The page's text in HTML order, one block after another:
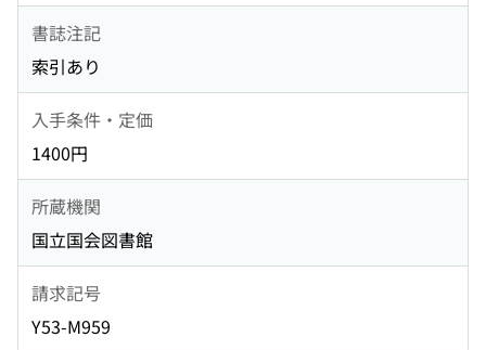
書誌注記
索引あり
入手条件・定価
1400円
所蔵機関
国立国会図書館
請求記号
Y53-M959